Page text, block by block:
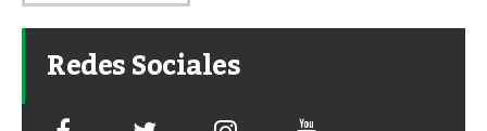
Redes Sociales